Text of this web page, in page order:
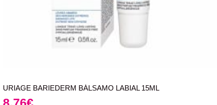
URIAGE BARIEDERM BÁLSAMO LABIAL 15ML